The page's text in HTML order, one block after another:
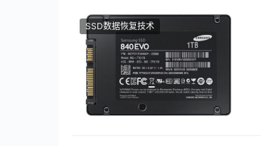
SSD数据恢复技术